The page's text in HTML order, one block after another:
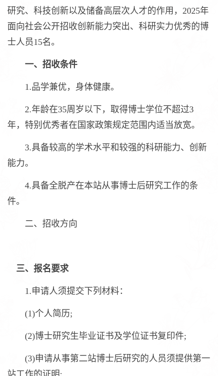
研究、科技创新以及储备高层次人才的作用，2025年
面向社会公开招收创新能力突出、科研实力优秀的博
士人员15名。
一、招收条件
1.品学兼优，身体健康。
2.年龄在35周岁以下，取得博士学位不超过3
年，特别优秀者在国家政策规定范围内适当放宽。
3.具备较高的学术水平和较强的科研能力、创新
能力。
4.具备全脱产在本站从事博士后研究工作的条
件。
二、招收方向
三、报名要求
1.申请人须提交下列材料：
(1)个人简历;
(2)博士研究生毕业证书及学位证书复印件;
(3)申请从事第二站博士后研究的人员须提供第一
站工作的证明;